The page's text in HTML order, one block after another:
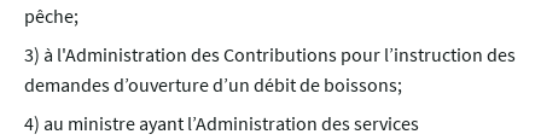
pêche;
3) à l'Administration des Contributions pour l’instruction des
demandes d’ouverture d’un débit de boissons;
4) au ministre ayant l’Administration des services